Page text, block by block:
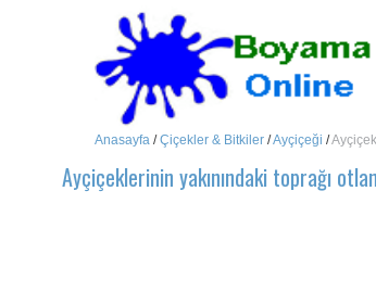
Anasayfa /Çiçekler & Bitkiler /Ayçiçeği /
Ayçiçeklerinin yakınındaki toprağı